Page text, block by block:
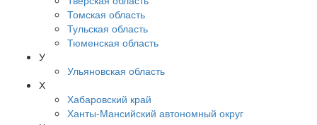
Томская область
Тульская область
Тюменская область
У
Ульяновская область
Х
Хабаровский край
Ханты-Мансийский автономный округ